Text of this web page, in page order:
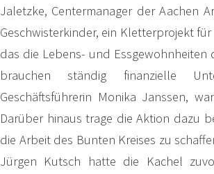
Jaletzke, Centermanager der Aachen
Geschwisterkinder, ein Kletterprojekt
das die Lebens- und
brauchen ständig finanzielle
Geschäftsführerin Monika Janssen,
Darüber hinaus trage die Aktion dazu
die Arbeit des Bunten Kreises zu
Jürgen Kutsch hatte die Kachel